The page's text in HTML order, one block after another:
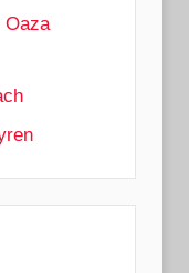
Oaza